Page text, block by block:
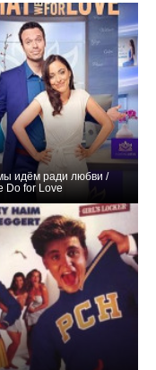
идём ради любви /
Do for Love